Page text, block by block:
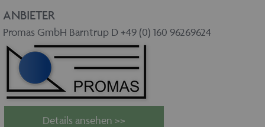
ANBIETER
Promas GmbH Barntrup D +49 (0) 160 96269624
Details ansehen >>